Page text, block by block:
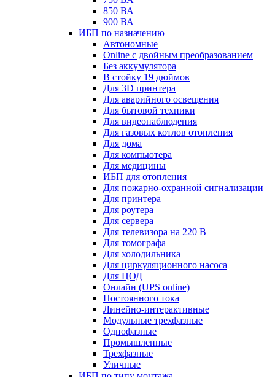
850 ВА
900 ВА
ИБП по назначению
Автономные
Online с двойным преобразованием
Без аккумулятора
В стойку 19 дюймов
Для 3D принтера
Для аварийного освещения
Для бытовой техники
Для видеонаблюдения
Для газовых котлов отопления
Для дома
Для компьютера
Для медицины
ИБП для отопления
Для пожарно-охранной сигнализации
Для принтера
Для роутера
Для сервера
Для телевизора на 220 В
Для томографа
Для холодильника
Для циркуляционного насоса
Для ЦОД
Онлайн (UPS online)
Постоянного тока
Линейно-интерактивные
Модульные трехфазные
Однофазные
Промышленные
Трехфазные
Уличные